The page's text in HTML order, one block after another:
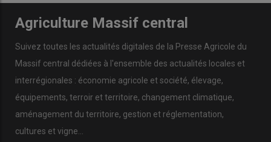
Agriculture Massif central
Suivez toutes les actualités digitales de la Presse Agricole du
Massif central dédiées à l'ensemble des actualités locales et
interrégionales : économie agricole et société, élevage,
équipements, terroir et territoire, changement climatique,
aménagement du territoire, gestion et réglementation,
cultures et vigne...